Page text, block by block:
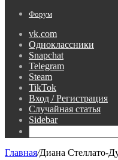
Форум
vk.com
Одноклассники
Snapchat
Telegram
Steam
TikTok
Вход / Регистрация
Случайная статья
Sidebar
Главная/Диана Стеллато-